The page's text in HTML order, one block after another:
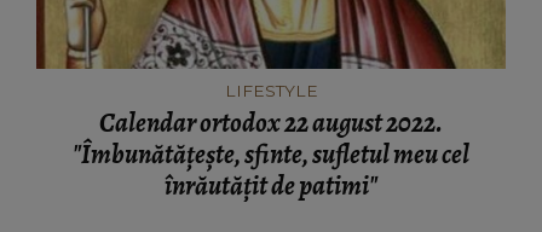
LIFESTYLE
Calendar ortodox 22 august 2022.
"Îmbunătăţeşte, sfinte, sufletul meu cel
înrăutăţit de patimi"